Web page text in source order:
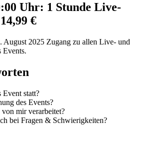
Uhr: 1 Stunde Live-
€
August 2025 Zugang zu allen Live- und
Events.
statt?
des Events?
mir verarbeitet?
bei Fragen & Schwierigkeiten?